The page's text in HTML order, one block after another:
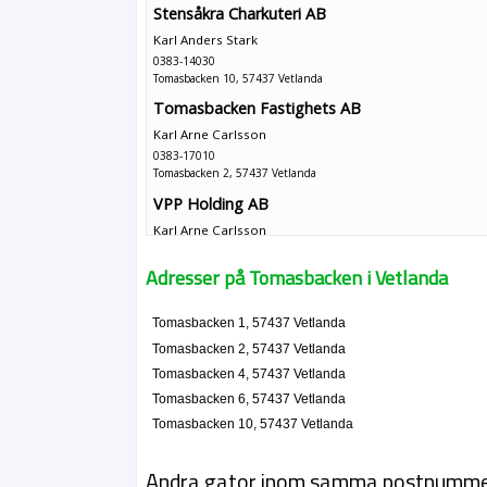
Stensåkra Charkuteri AB
Karl Anders Stark
0383-14030
Tomasbacken 10, 57437 Vetlanda
Tomasbacken Fastighets AB
Karl Arne Carlsson
0383-17010
Tomasbacken 2, 57437 Vetlanda
VPP Holding AB
Karl Arne Carlsson
Tomasbacken 2, 57437 Vetlanda
Karl Arne Carlsson
0383-17010
Adresser på Tomasbacken i Vetlanda
Tomasbacken 1, 57437 Vetlanda
Tomasbacken 2, 57437 Vetlanda
Tomasbacken 4, 57437 Vetlanda
Tomasbacken 6, 57437 Vetlanda
Tomasbacken 10, 57437 Vetlanda